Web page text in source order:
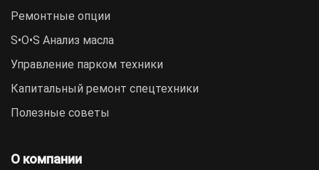
Ремонтные опции
S•O•S Анализ масла
Управление парком техники
Капитальный ремонт спецтехники
Полезные советы
О компании